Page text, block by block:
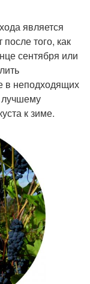
является
того, как
сентября или
в неподходящих
лучшему
к зиме.